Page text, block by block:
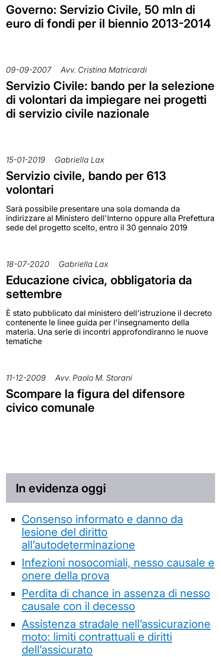
Governo: Servizio Civile, 50 mln di
euro di fondi per il biennio 2013-2014
09-09-2007 Avv. Cristina Matricardi
Servizio Civile: bando per la selezione
di volontari da impiegare nei progetti
di servizio civile nazionale
15-01-2019 Gabriella Lax
Servizio civile, bando per 613
volontari
Sarà possibile presentare una sola domanda da
indirizzare al Ministero dell'Interno oppure alla Prefettura
sede del progetto scelto, entro il 30 gennaio 2019
18-07-2020 Gabriella Lax
Educazione civica, obbligatoria da
settembre
È stato pubblicato dal ministero dell'istruzione il decreto
contenente le linee guida per l'insegnamento della
materia. Una serie di incontri approfondiranno le nuove
tematiche
11-12-2009 Avv. Paolo M. Storani
Scompare la figura del difensore
civico comunale
In evidenza oggi
Consenso informato e danno da
lesione del diritto
all’autodeterminazione
Infezioni nosocomiali, nesso causale e
onere della prova
Perdita di chance in assenza di nesso
causale con il decesso
Assistenza stradale nell’assicurazione
moto: limiti contrattuali e diritti
dell’assicurato